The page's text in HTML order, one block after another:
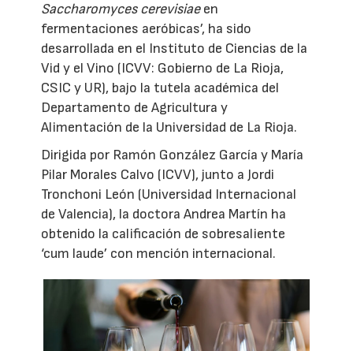
Saccharomyces cerevisiaeen
fermentaciones aeróbicas’, ha sido
desarrollada en el Instituto de Ciencias de la
Vid y el Vino (ICVV: Gobierno de La Rioja,
CSIC y UR), bajo la tutela académica del
Departamento de Agricultura y
Alimentación de la Universidad de La Rioja.
Dirigida por Ramón González García y María
Pilar Morales Calvo (ICVV), junto a Jordi
Tronchoni León (Universidad Internacional
de Valencia), la doctora Andrea Martín ha
obtenido la calificación de sobresaliente
‘cum laude’ con mención internacional.